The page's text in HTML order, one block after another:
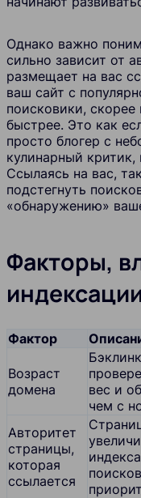
Однако важно
сильно зависит от
размещает на вас
ваш сайт с
поисковики, скорее
быстрее. Это как
просто блогер с
кулинарный
Ссылаясь на вас,
подстегнуть
«обнаружению»
Факторы,
Фактор
Возраст
домена
вес и
чем с
Авторитет
страницы,
которая
ссылается